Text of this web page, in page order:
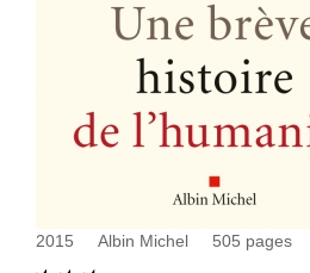
2015 Albin Michel 505 pages